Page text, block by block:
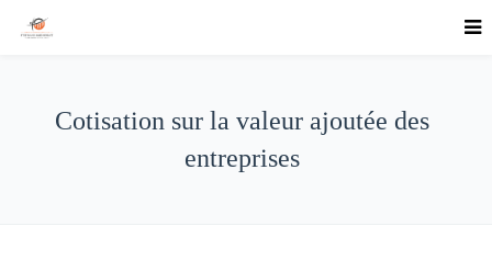
Cotisation sur la valeur ajoutée des
entreprises